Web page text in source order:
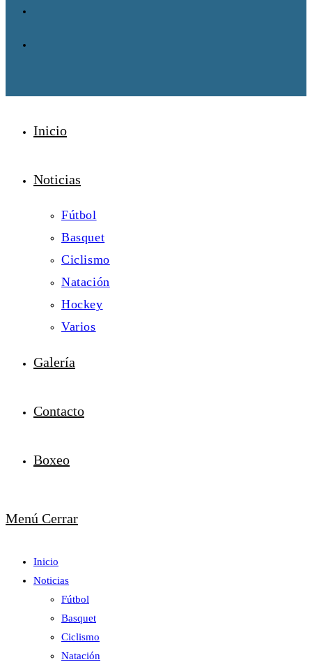
Inicio
Noticias
Fútbol
Basquet
Ciclismo
Natación
Hockey
Varios
Galería
Contacto
Boxeo
Menú Cerrar
Inicio
Noticias
Fútbol
Basquet
Ciclismo
Natación